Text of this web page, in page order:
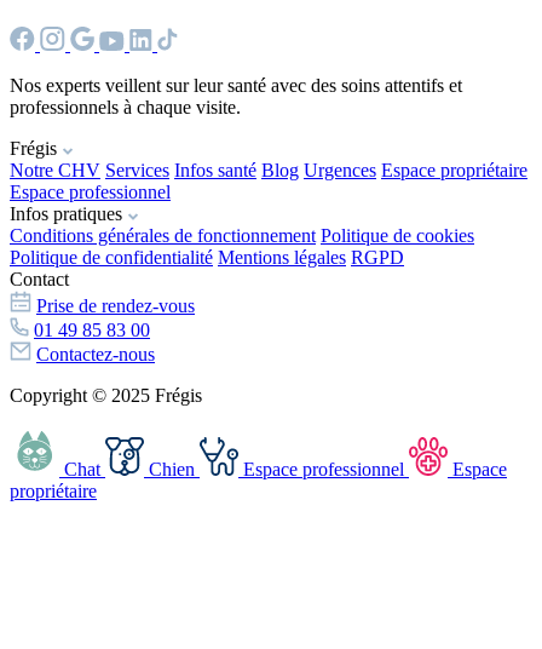
Nos experts veillent sur leur santé avec des soins attentifs et
professionnels à chaque visite.
Frégis
Notre CHV Services Infos santé Blog Urgences Espace propriétaire
Espace professionnel
Infos pratiques
Conditions générales de fonctionnement Politique de cookies
Politique de confidentialité Mentions légales RGPD
Contact
Prise de rendez-vous
01 49 85 83 00
Contactez-nous
Copyright © 2025 Frégis
Chat Chien Espace professionnel
Espace
propriétaire